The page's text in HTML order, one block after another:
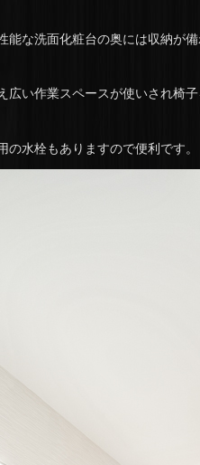
能な洗面化粧台の奥には収納が
広い作業スペースが使いされ椅
水栓もありますので便利です。